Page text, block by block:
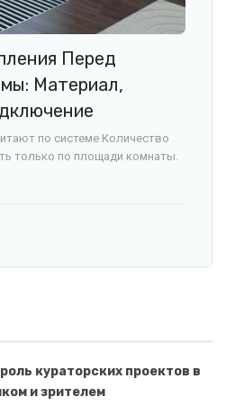
Перед
Материал,
по системе Количество
только по площади комнаты.
кураторских проектов в
и зрителем